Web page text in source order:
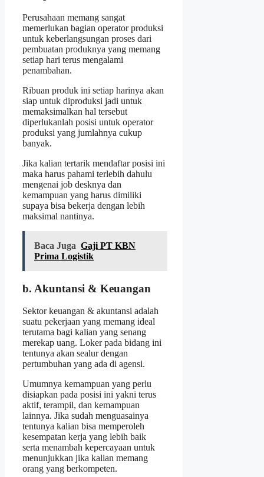
Perusahaan memang sangat
memerlukan bagian operator produksi
untuk keberlangsungan proses dari
pembuatan produknya yang memang
setiap hari terus mengalami
penambahan.
Ribuan produk ini setiap harinya akan
siap untuk diproduksi jadi untuk
memaksimalkan hal tersebut
diperlukanlah posisi untuk operator
produksi yang jumlahnya cukup
banyak.
Jika kalian tertarik mendaftar posisi ini
maka harus pahami terlebih dahulu
mengenai job desknya dan
kemampuan yang harus dimiliki
supaya bisa bekerja dengan lebih
maksimal nantinya.
Baca Juga Gaji PT KBN
Prima Logistik
b. Akuntansi & Keuangan
Sektor keuangan & akuntansi adalah
suatu pekerjaan yang memang ideal
terutama bagi kalian yang senang
merekap uang. Loker pada bidang ini
tentunya akan sealur dengan
pertumbuhan yang ada di agensi.
Umumnya kemampuan yang perlu
disiapkan pada posisi ini yakni terus
aktif, terampil, dan kemampuan
lainnya. Jika sudah menguasainya
tentunya kalian bisa memperoleh
kesempatan kerja yang lebih baik
serta menambah kepercayaan untuk
menunjukkan jika kalian memang
orang yang berkompeten.